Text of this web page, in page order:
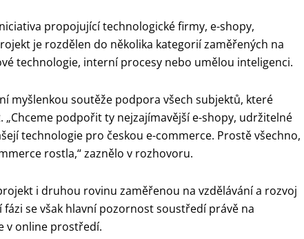
propojující technologické firmy, e-shopy,
je rozdělen do několika kategorií zaměřených na
technologie, interní procesy nebo umělou inteligenci.
myšlenkou soutěže podpora všech subjektů, které
podpořit ty nejzajímavější e-shopy, udržitelné
technologie pro českou e-commerce. Prostě všechno,
rostla,“ zaznělo v rozhovoru.
i druhou rovinu zaměřenou na vzdělávání a rozvoj
se však hlavní pozornost soustředí právě na
v online prostředí.